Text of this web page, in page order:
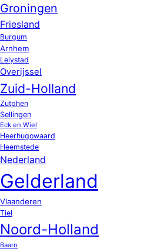
Groningen
Friesland
Burgum
Arnhem
Lelystad
Overijssel
Zuid-Holland
Zutphen
Sellingen
Eck en Wiel
Heerhugowaard
Heemstede
Nederland
Gelderland
Vlaanderen
Tiel
Noord-Holland
Baarn